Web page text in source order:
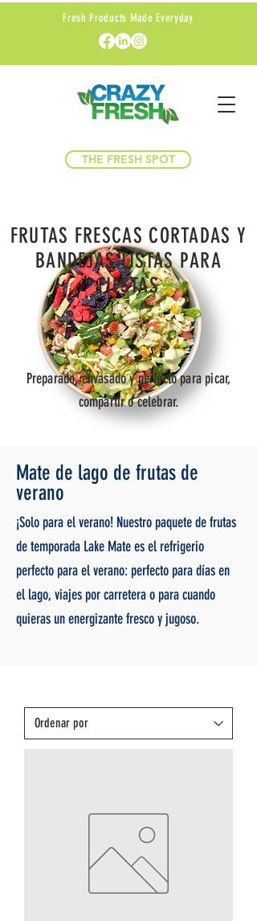
Fresh Products Made Everyday
THE FRESH SPOT
FRUTAS FRESCAS CORTADAS Y
BANDEJAS LISTAS PARA
FIESTAS
Preparado, envasado y perfecto para picar,
compartir o celebrar.
Mate de lago de frutas de
verano
¡Solo para el verano! Nuestro paquete de frutas
de temporada Lake Mate es el refrigerio
perfecto para el verano: perfecto para días en
el lago, viajes por carretera o para cuando
quieras un energizante fresco y jugoso.